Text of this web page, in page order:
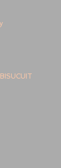
BISUCUIT